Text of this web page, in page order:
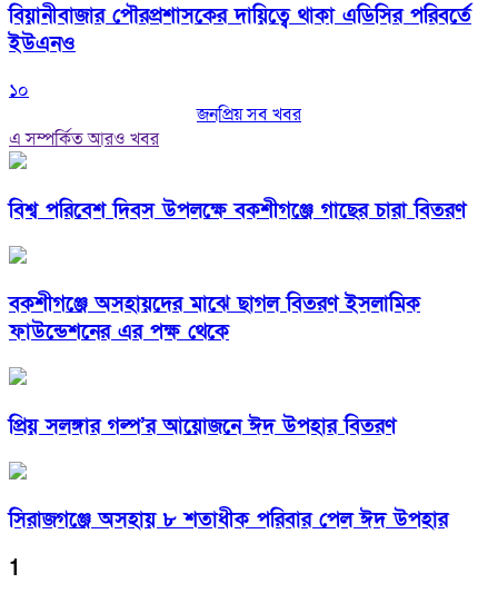
বিয়ানীবাজার পৌরপ্রশাসকের দায়িত্বে থাকা এডিসির পরিবর্তে
ইউএনও
১০
জনপ্রিয় সব খবর
এ সম্পর্কিত আরও খবর
বিশ্ব পরিবেশ দিবস উপলক্ষে বকশীগঞ্জে গাছের চারা বিতরণ
বকশীগঞ্জে অসহায়দের মাঝে ছাগল বিতরণ ইসলামিক
ফাউন্ডেশনের এর পক্ষ থেকে
প্রিয় সলঙ্গার গল্প’র আয়োজনে ঈদ উপহার বিতরণ
সিরাজগঞ্জে অসহায় ৮ শতাধীক পরিবার পেল ঈদ উপহার
1